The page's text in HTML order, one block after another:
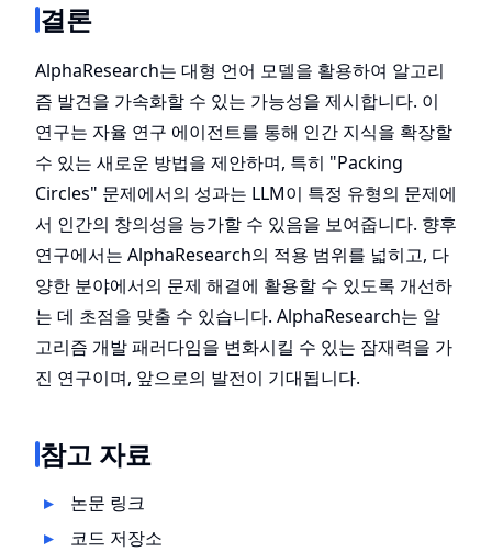
결론
AlphaResearch는 대형 언어 모델을 활용하여 알고리
즘 발견을 가속화할 수 있는 가능성을 제시합니다. 이
연구는 자율 연구 에이전트를 통해 인간 지식을 확장할
수 있는 새로운 방법을 제안하며, 특히 "Packing
Circles" 문제에서의 성과는 LLM이 특정 유형의 문제에
서 인간의 창의성을 능가할 수 있음을 보여줍니다. 향후
연구에서는 AlphaResearch의 적용 범위를 넓히고, 다
양한 분야에서의 문제 해결에 활용할 수 있도록 개선하
는 데 초점을 맞출 수 있습니다. AlphaResearch는 알
고리즘 개발 패러다임을 변화시킬 수 있는 잠재력을 가
진 연구이며, 앞으로의 발전이 기대됩니다.
참고 자료
논문 링크
코드 저장소